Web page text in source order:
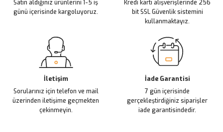
Bu ürüne benzer farklı alternatifler olmalı.
Satın aldığınız ürünlerini 1-5 iş
günü içerisinde kargoluyoruz.
Kredi kartı alışverişlerinde 256
bit SSL Güvenlik sistemini
kullanmaktayız.
İletişim
Sorularınız için telefon ve mail
üzerinden iletişime geçmekten
çekinmeyin.
İade Garantisi
7 gün içerisinde
gerçekleştirdiğiniz siparişler
iade garantisindedir.